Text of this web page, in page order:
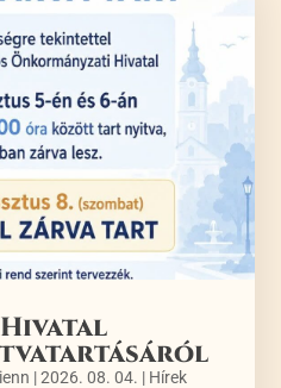
|2026. 08. 04. | Hírek